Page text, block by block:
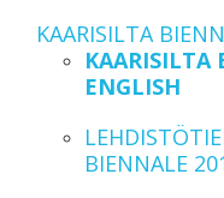
KAARISILTA
KAARISILTA
ENGLISH
BIENNALE